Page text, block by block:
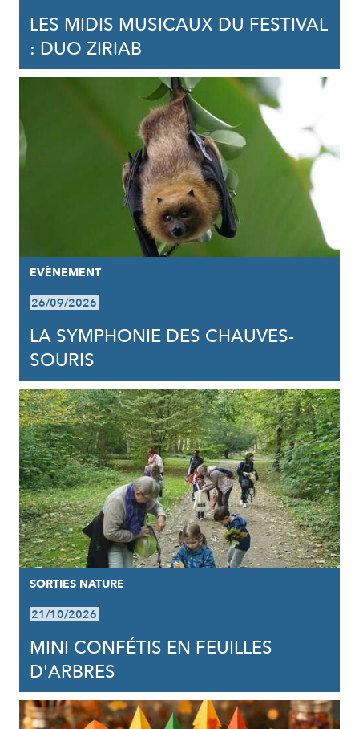
LES MIDIS MUSICAUX DU FESTIVAL
: DUO ZIRIAB
EVÈNEMENT
26/09/2026
LA SYMPHONIE DES CHAUVES-
SOURIS
SORTIES NATURE
21/10/2026
MINI CONFÉTIS EN FEUILLES
D'ARBRES